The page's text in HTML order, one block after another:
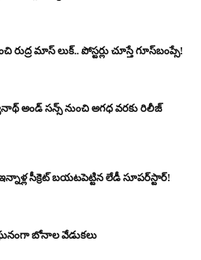
మాస్ లుక్.. పోస్టర్లు చూస్తే గూస్‌బంప్సే!
అండ్ సన్స్ నుంచి అగధ వరకు రిలీజ్
సీక్రెట్ బయటపెట్టిన లేడీ సూపర్‌స్టార్!
బోనాల వేడుకలు